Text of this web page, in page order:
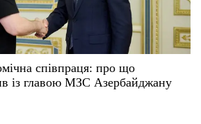
співпраця: про що
із главою МЗС Азербайджану